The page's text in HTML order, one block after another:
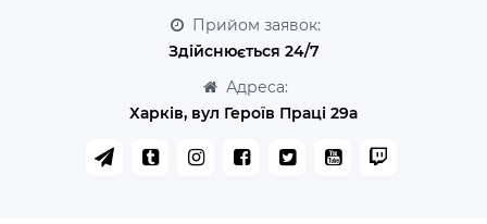
Прийом заявок:
Здійснюється 24/7
Адреса:
Харків, вул Героїв Праці 29а